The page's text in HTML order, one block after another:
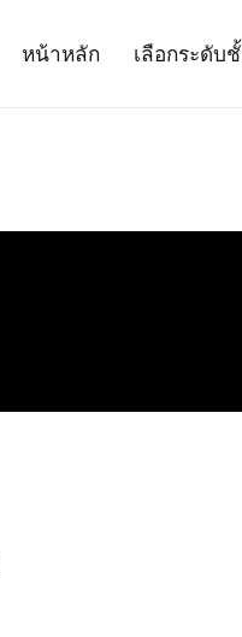
หน้าหลัก เลือกระดับ